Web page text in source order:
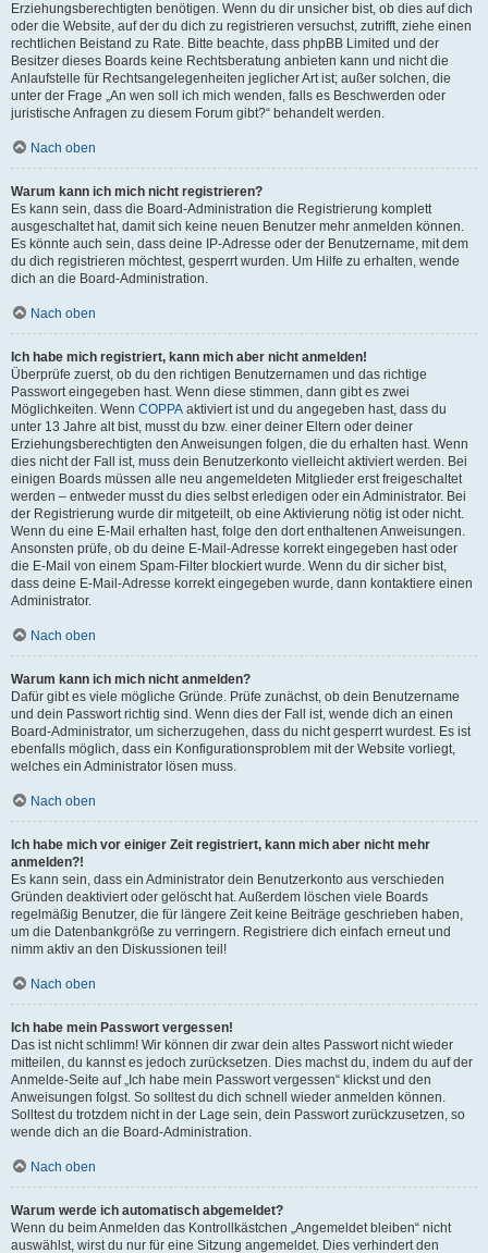
Erziehungsberechtigten benötigen. Wenn du dir unsicher bist, ob dies auf dich
oder die Website, auf der du dich zu registrieren versuchst, zutrifft, ziehe einen
rechtlichen Beistand zu Rate. Bitte beachte, dass phpBB Limited und der
Besitzer dieses Boards keine Rechtsberatung anbieten kann und nicht die
Anlaufstelle für Rechtsangelegenheiten jeglicher Art ist; außer solchen, die
unter der Frage „An wen soll ich mich wenden, falls es Beschwerden oder
juristische Anfragen zu diesem Forum gibt?“ behandelt werden.
Nach oben
Warum kann ich mich nicht registrieren?
Es kann sein, dass die Board-Administration die Registrierung komplett
ausgeschaltet hat, damit sich keine neuen Benutzer mehr anmelden können.
Es könnte auch sein, dass deine IP-Adresse oder der Benutzername, mit dem
du dich registrieren möchtest, gesperrt wurden. Um Hilfe zu erhalten, wende
dich an die Board-Administration.
Nach oben
Ich habe mich registriert, kann mich aber nicht anmelden!
Überprüfe zuerst, ob du den richtigen Benutzernamen und das richtige
Passwort eingegeben hast. Wenn diese stimmen, dann gibt es zwei
Möglichkeiten. Wenn COPPA aktiviert ist und du angegeben hast, dass du
unter 13 Jahre alt bist, musst du bzw. einer deiner Eltern oder deiner
Erziehungsberechtigten den Anweisungen folgen, die du erhalten hast. Wenn
dies nicht der Fall ist, muss dein Benutzerkonto vielleicht aktiviert werden. Bei
einigen Boards müssen alle neu angemeldeten Mitglieder erst freigeschaltet
werden – entweder musst du dies selbst erledigen oder ein Administrator. Bei
der Registrierung wurde dir mitgeteilt, ob eine Aktivierung nötig ist oder nicht.
Wenn du eine E-Mail erhalten hast, folge den dort enthaltenen Anweisungen.
Ansonsten prüfe, ob du deine E-Mail-Adresse korrekt eingegeben hast oder
die E-Mail von einem Spam-Filter blockiert wurde. Wenn du dir sicher bist,
dass deine E-Mail-Adresse korrekt eingegeben wurde, dann kontaktiere einen
Administrator.
Nach oben
Warum kann ich mich nicht anmelden?
Dafür gibt es viele mögliche Gründe. Prüfe zunächst, ob dein Benutzername
und dein Passwort richtig sind. Wenn dies der Fall ist, wende dich an einen
Board-Administrator, um sicherzugehen, dass du nicht gesperrt wurdest. Es ist
ebenfalls möglich, dass ein Konfigurationsproblem mit der Website vorliegt,
welches ein Administrator lösen muss.
Nach oben
Ich habe mich vor einiger Zeit registriert, kann mich aber nicht mehr
anmelden?!
Es kann sein, dass ein Administrator dein Benutzerkonto aus verschieden
Gründen deaktiviert oder gelöscht hat. Außerdem löschen viele Boards
regelmäßig Benutzer, die für längere Zeit keine Beiträge geschrieben haben,
um die Datenbankgröße zu verringern. Registriere dich einfach erneut und
nimm aktiv an den Diskussionen teil!
Nach oben
Ich habe mein Passwort vergessen!
Das ist nicht schlimm! Wir können dir zwar dein altes Passwort nicht wieder
mitteilen, du kannst es jedoch zurücksetzen. Dies machst du, indem du auf der
Anmelde-Seite auf „Ich habe mein Passwort vergessen“ klickst und den
Anweisungen folgst. So solltest du dich schnell wieder anmelden können.
Solltest du trotzdem nicht in der Lage sein, dein Passwort zurückzusetzen, so
wende dich an die Board-Administration.
Nach oben
Warum werde ich automatisch abgemeldet?
Wenn du beim Anmelden das Kontrollkästchen „Angemeldet bleiben“ nicht
auswählst, wirst du nur für eine Sitzung angemeldet. Dies verhindert den